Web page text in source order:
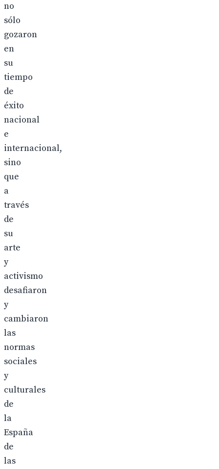
no
sólo
gozaron
en
su
tiempo
de
éxito
nacional
e
internacional,
sino
que
a
través
de
su
arte
y
activismo
desafiaron
y
cambiaron
las
normas
sociales
y
culturales
de
la
España
de
las